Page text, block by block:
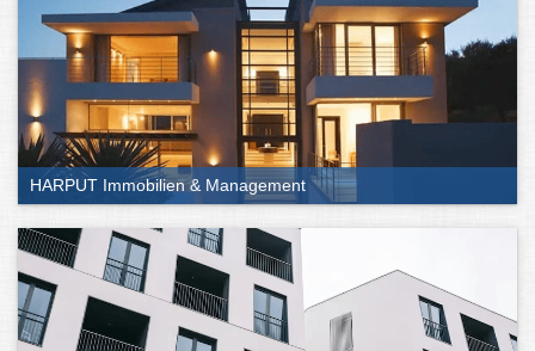
HARPUT Immobilien & Management